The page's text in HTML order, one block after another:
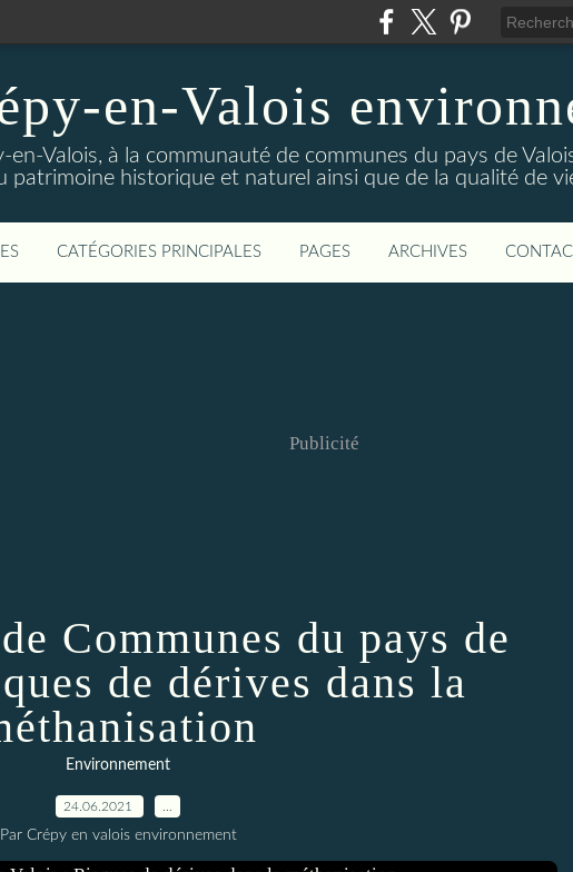
en-Valois
en-Valois, à la communauté de communes du pays de
patrimoine historique et naturel ainsi que de la qualité de
CATÉGORIES PRINCIPALES PAGES ARCHIVES
Publicité
Communes du pays de
de dérives dans la
Environnement
24.06.2021
Par Crépy en valois environnement